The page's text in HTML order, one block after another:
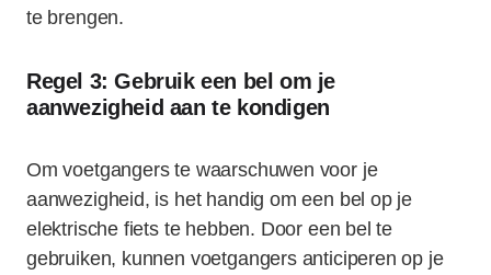
te brengen.
Regel 3: Gebruik een bel om je
aanwezigheid aan te kondigen
Om voetgangers te waarschuwen voor je
aanwezigheid, is het handig om een bel op je
elektrische fiets te hebben. Door een bel te
gebruiken, kunnen voetgangers anticiperen op je